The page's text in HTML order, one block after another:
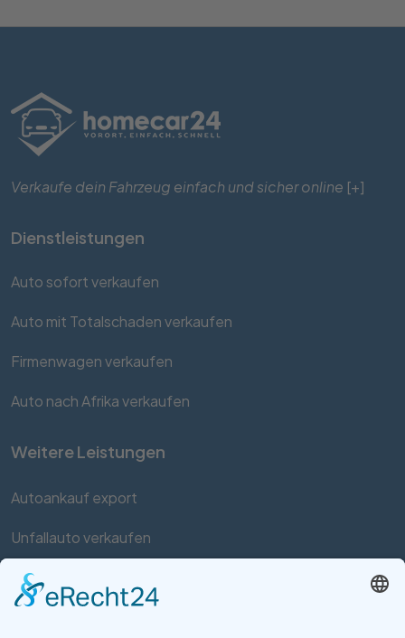
Verkaufe dein Fahrzeug einfach und sicher online [+]
Dienstleistungen
Auto sofort verkaufen
Auto mit Totalschaden verkaufen
Firmenwagen verkaufen
Auto nach Afrika verkaufen
Weitere Leistungen
Autoankauf export
Unfallauto verkaufen
Auto mit Motorschaden verkaufen